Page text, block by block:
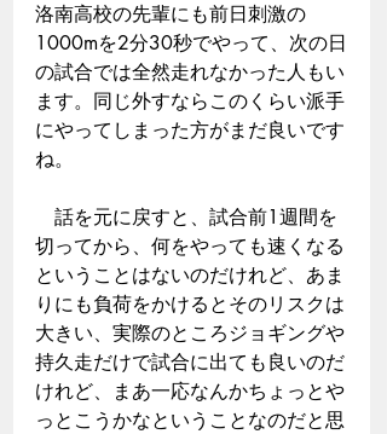
洛南高校の先輩にも前日刺激の
1000mを2分30秒でやって、次の日
の試合では全然走れなかった人もい
ます。同じ外すならこのくらい派手
にやってしまった方がまだ良いです
ね。
話を元に戻すと、試合前1週間を
切ってから、何をやっても速くなる
ということはないのだけれど、あま
りにも負荷をかけるとそのリスクは
大きい、実際のところジョギングや
持久走だけで試合に出ても良いのだ
けれど、まあ一応なんかちょっとや
っとこうかなということなのだと思